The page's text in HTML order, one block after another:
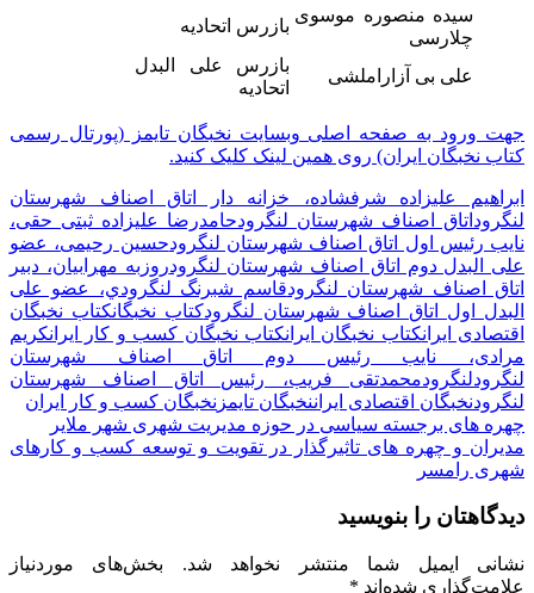
سیده منصوره موسوی
چلارسی
بازرس اتحادیه
علی بی آزاراملشی
بازرس علی البدل
اتحادیه
جهت ورود به صفحه اصلی وبسایت نخبگان تایمز (پورتال رسمی
کتاب نخبگان ایران) روی همین لینک کلیک کنید.
ابراهیم علیزاده شرفشاده، خزانه دار اتاق اصناف شهرستان
لنگرود اتاق اصناف شهرستان لنگرودحامدرضا علیزاده ثبتی حقی،
نایب رئیس اول اتاق اصناف شهرستان لنگرودحسین رحیمی، عضو
علی البدل دوم اتاق اصناف شهرستان لنگرودروزبه مهرابیان، دبیر
اتاق اصناف شهرستان لنگرودقاسم شبرنگ لنگرودي، عضو علی
البدل اول اتاق اصناف شهرستان لنگرودکتاب نخبگانکتاب نخبگان
اقتصادی ایرانکتاب نخبگان ایرانکتاب نخبگان کسب و کار ایرانکریم
مرادی، نایب رئیس دوم اتاق اصناف شهرستان
لنگرودلنگرودمحمدتقی فریب، رئیس اتاق اصناف شهرستان
لنگرودنخبگان اقتصادی ایراننخبگان تایمز نخبگان کسب و کار ایران
راهبری
نوشته
چهره های برجسته سیاسی در حوزه مدیریت شهری شهر ملایر
مدیران و چهره های تاثیرگذار در تقویت و توسعه کسب و کارهای
شهری رامسر
دیدگاهتان را بنویسید
نشانی ایمیل شما منتشر نخواهد شد.
بخش‌های موردنیاز
علامت‌گذاری شده‌اند *